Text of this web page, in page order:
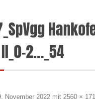
2…_54
November 2022 mit 2560 ×